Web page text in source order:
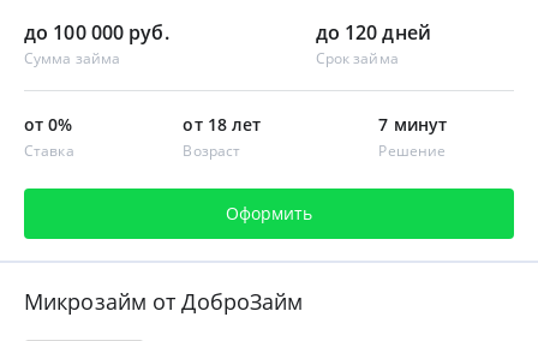
до 100 000 руб.
Сумма займа
до 120 дней
Срок займа
от 0%
Ставка
от 18 лет
Возраст
7 минут
Решение
Оформить
Микрозайм от ДоброЗайм